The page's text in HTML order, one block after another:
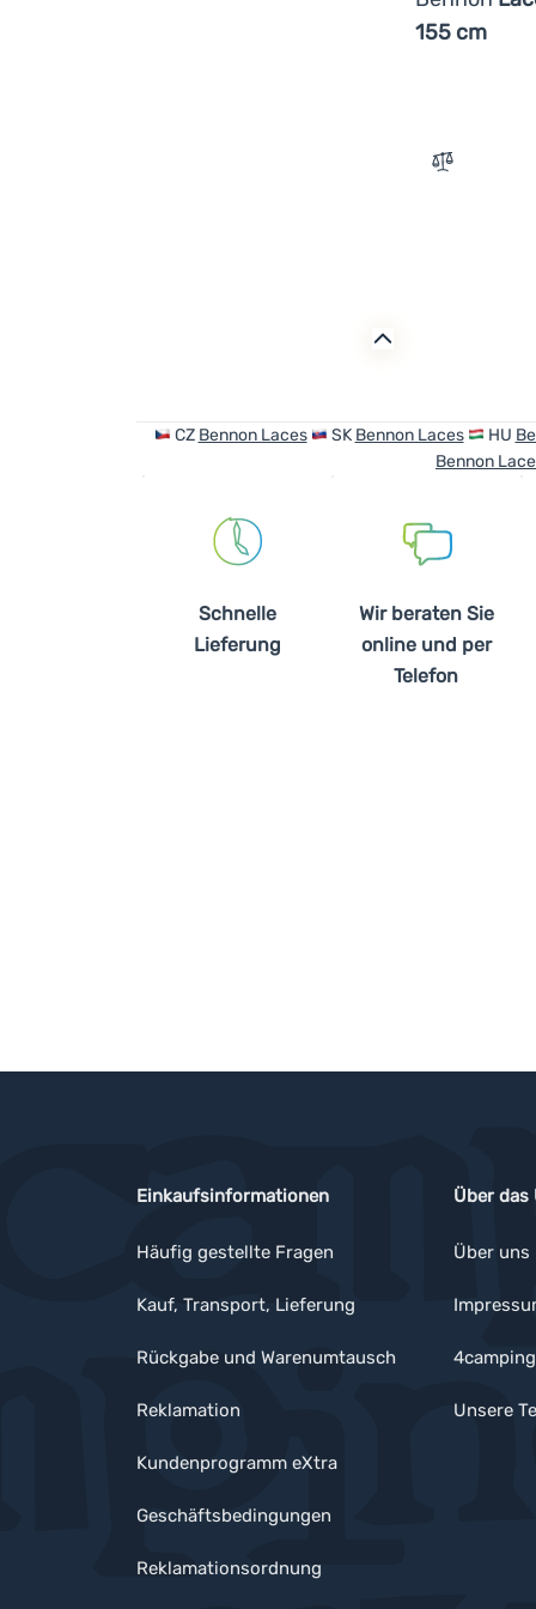
155 cm
Zum
CZ Bennon Laces SK Bennon Laces HU
Bennon
Schnelle
Lieferung
Wir beraten Sie
online und per
Telefon
Einkaufsinformationen
Häufig gestellte Fragen
Kauf, Transport, Lieferung
Rückgabe und Warenumtausch
Reklamation
Kundenprogramm eXtra
Geschäftsbedingungen
Reklamationsordnung
Über das
Über uns
Unsere